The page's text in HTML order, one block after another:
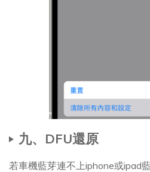
九、DFU還原
若車機藍芽連不上iphone或ipad